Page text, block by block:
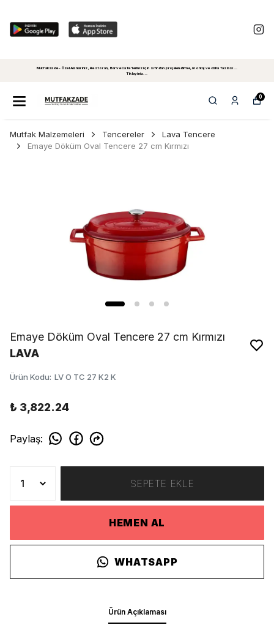
Mutfakzade - Özel Alanlariniz, Restoran, Bar ve Cafe'leriniz için sıfırdan projelendirme, montaj ve daha fazlasi...
Tiklayiniz...
0
Mutfak Malzemeleri Tencereler
Lava Tencere
Emaye Döküm Oval Tencere 27 cm Kırmızı
Emaye Döküm Oval Tencere 27 cm Kırmızı
LAVA
Ürün Kodu: LV O TC 27 K2 K
₺ 3,822.24
Paylaş:
SEPETE EKLE
HEMEN AL
WHATSAPP
Ürün Açıklaması